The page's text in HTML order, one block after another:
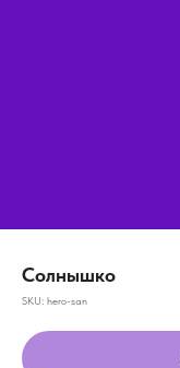
Солнышко
SKU: hero-san